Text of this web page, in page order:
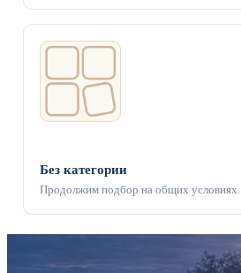
Без категории
Продолжим подбор на общих условиях.